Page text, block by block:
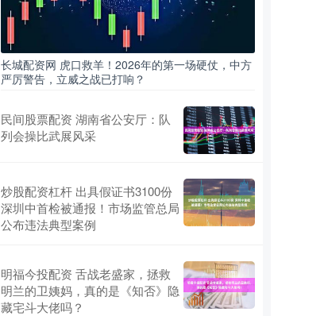
长城配资网 虎口救羊！2026年的第一场硬仗，中方
严厉警告，立威之战已打响？
民间股票配资 湖南省公安厅：队
列会操比武展风采
炒股配资杠杆 出具假证书3100份
深圳中首检被通报！市场监管总局
公布违法典型案例
明福今投配资 舌战老盛家，拯救
明兰的卫姨妈，真的是《知否》隐
藏宅斗大佬吗？